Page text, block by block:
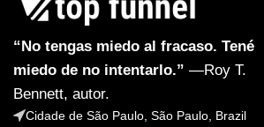
“No tengas miedo al fracaso. Tené
miedo de no intentarlo.” —Roy T.
Bennett, autor.
Cidade de São Paulo, São Paulo, Brazil